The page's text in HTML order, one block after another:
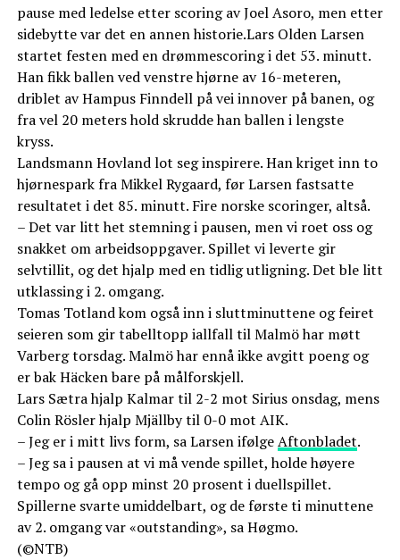
pause med ledelse etter scoring av Joel Asoro, men etter
sidebytte var det en annen historie.Lars Olden Larsen
startet festen med en drømmescoring i det 53. minutt.
Han fikk ballen ved venstre hjørne av 16-meteren,
driblet av Hampus Finndell på vei innover på banen, og
fra vel 20 meters hold skrudde han ballen i lengste
kryss.
Landsmann Hovland lot seg inspirere. Han kriget inn to
hjørnespark fra Mikkel Rygaard, før Larsen fastsatte
resultatet i det 85. minutt. Fire norske scoringer, altså.
– Det var litt het stemning i pausen, men vi roet oss og
snakket om arbeidsoppgaver. Spillet vi leverte gir
selvtillit, og det hjalp med en tidlig utligning. Det ble litt
utklassing i 2. omgang.
Tomas Totland kom også inn i sluttminuttene og feiret
seieren som gir tabelltopp iallfall til Malmö har møtt
Varberg torsdag. Malmö har ennå ikke avgitt poeng og
er bak Häcken bare på målforskjell.
Lars Sætra hjalp Kalmar til 2-2 mot Sirius onsdag, mens
Colin Rösler hjalp Mjällby til 0-0 mot AIK.
– Jeg er i mitt livs form, sa Larsen ifølgeAftonbladet.
– Jeg sa i pausen at vi må vende spillet, holde høyere
tempo og gå opp minst 20 prosent i duellspillet.
Spillerne svarte umiddelbart, og de første ti minuttene
av 2. omgang var «outstanding», sa Høgmo.
(©NTB)